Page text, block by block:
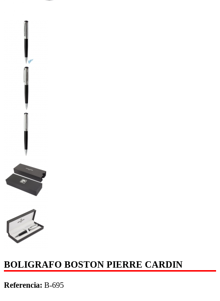
BOLIGRAFO BOSTON PIERRE CARDIN
Referencia: B-695